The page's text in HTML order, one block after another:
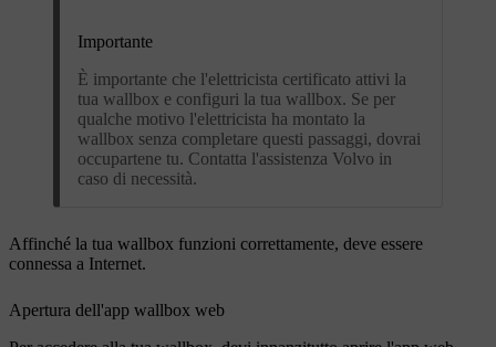
Importante
È importante che l'elettricista certificato attivi la
tua wallbox e configuri la tua wallbox. Se per
qualche motivo l'elettricista ha montato la
wallbox senza completare questi passaggi, dovrai
occupartene tu. Contatta l'assistenza Volvo in
caso di necessità.
Affinché la tua wallbox funzioni correttamente, deve essere
connessa a Internet.
Apertura dell'app wallbox web